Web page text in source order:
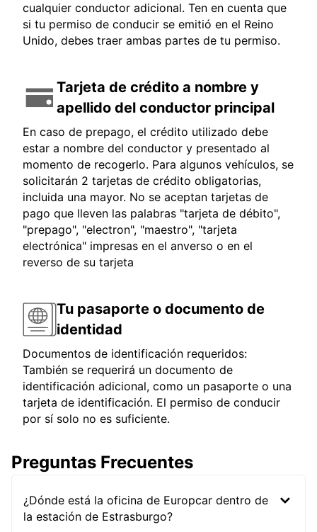
cualquier conductor adicional. Ten en cuenta que
si tu permiso de conducir se emitió en el Reino
Unido, debes traer ambas partes de tu permiso.
Tarjeta de crédito a nombre y
apellido del conductor principal
En caso de prepago, el crédito utilizado debe
estar a nombre del conductor y presentado al
momento de recogerlo. Para algunos vehículos, se
solicitarán 2 tarjetas de crédito obligatorias,
incluida una mayor. No se aceptan tarjetas de
pago que lleven las palabras "tarjeta de débito",
"prepago", "electron", "maestro", "tarjeta
electrónica" impresas en el anverso o en el
reverso de su tarjeta
Tu pasaporte o documento de
identidad
Documentos de identificación requeridos:
También se requerirá un documento de
identificación adicional, como un pasaporte o una
tarjeta de identificación. El permiso de conducir
por sí solo no es suficiente.
Preguntas Frecuentes
¿Dónde está la oficina de Europcar dentro de
la estación de Estrasburgo?